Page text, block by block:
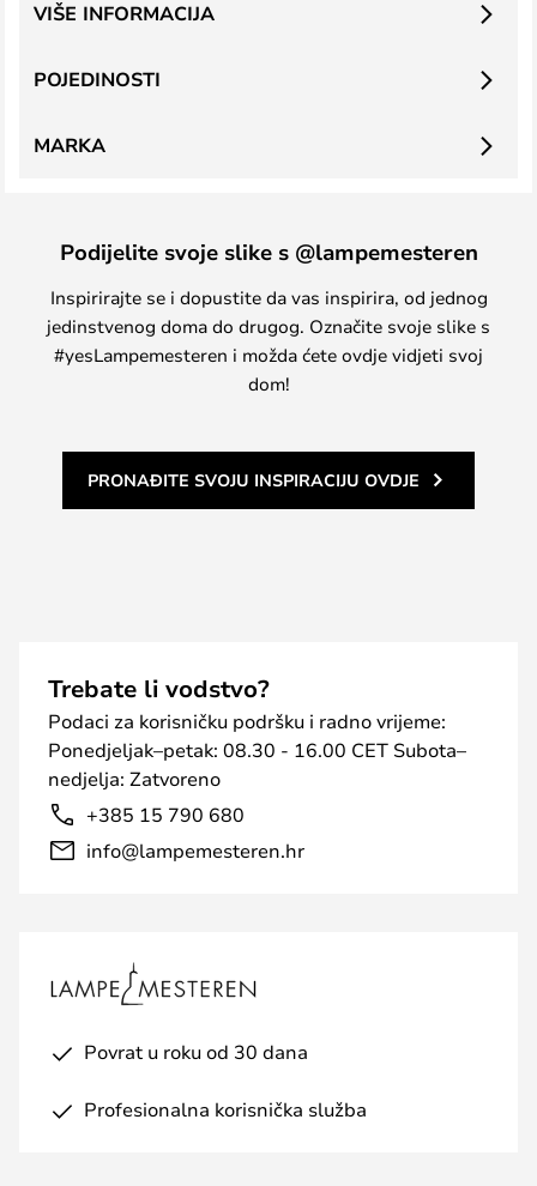
POJEDINOSTI
VIŠE INFORMACIJA
MARKA
Podijelite svoje slike s @lampemesteren
Inspirirajte se i dopustite da vas inspirira, od jednog
jedinstvenog doma do drugog. Označite svoje slike s
#yesLampemesteren i možda ćete ovdje vidjeti svoj
dom!
PRONAĐITE SVOJU INSPIRACIJU OVDJE
Trebate li vodstvo?
Podaci za korisničku podršku i radno vrijeme:
Ponedjeljak–petak: 08.30 - 16.00 CET Subota–
nedjelja: Zatvoreno
+385 15 790 680
info@lampemesteren.hr
Povrat u roku od 30 dana
Profesionalna korisnička služba